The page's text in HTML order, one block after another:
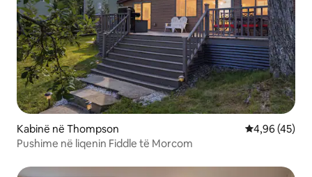
Kabinë në Thompson Vlerësimi
4,96 (45)
Pushime në liqenin Fiddle të Morcom